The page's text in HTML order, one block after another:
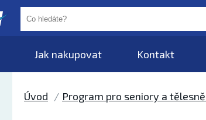
Jak nakupovat Kontakt
Úvod Program pro seniory a